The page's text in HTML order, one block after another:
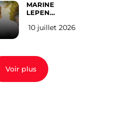
MARINE
LEPEN
EN 2027 : l’avis
10 juillet 2026
Voir plus